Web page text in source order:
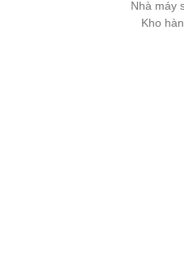
Nhà máy
Kho